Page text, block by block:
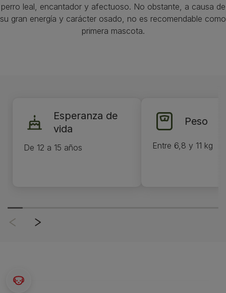
perro leal, encantador y afectuoso. No obstante, a causa de
su gran energía y carácter osado, no es recomendable como
primera mascota.
Esperanza de
vida
De 12 a 15 años
Peso
Entre 6,8 y 11 kg